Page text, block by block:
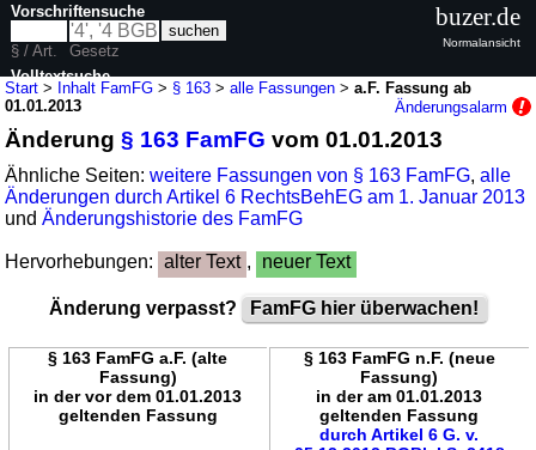
Start > Inhalt FamFG > § 163 >alle Fassungen >a.F. Fassung ab
01.01.2013
Änderungsalarm
Änderung§ 163 FamFG vom 01.01.2013
Ähnliche Seiten:weitere Fassungen von § 163 FamFG,alle
Änderungen durch Artikel 6 RechtsBehEG am 1. Januar 2013
undÄnderungshistorie des FamFG
Hervorhebungen: alter Text , neuer Text
Änderung verpasst? FamFG hier überwachen!
§ 163 FamFG a.F. (alte
Fassung)
in der vor dem 01.01.2013
geltenden Fassung
§ 163 FamFG n.F. (neue
Fassung)
in der am 01.01.2013
geltenden Fassung
durch Artikel 6 G. v.
Vorschriftensuche
§ / Art.
Gesetz
Volltextsuche
buzer.de
Normalansicht